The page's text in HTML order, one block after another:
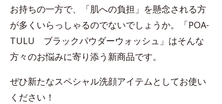
お持ちの一方で、「肌への負担」を懸念される方
が多くいらっしゃるのでないでしょうか。「POA-
TULU ブラックパウダーウォッシュ」はそんな
方々のお悩みに寄り添う新商品です。
ぜひ新たなスペシャル洗顔アイテムとしてお使い
ください！